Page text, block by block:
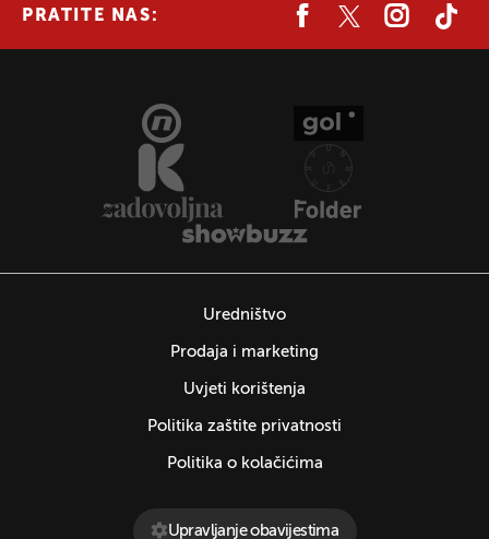
PRATITE NAS:
Uredništvo
Prodaja i marketing
Uvjeti korištenja
Politika zaštite privatnosti
Politika o kolačićima
Upravljanje obavijestima